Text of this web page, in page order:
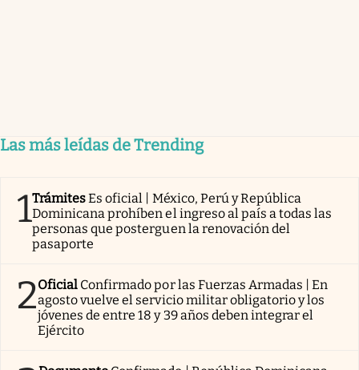
Las más leídas de Trending
1TrámitesEs oficial | México, Perú y República
Dominicana prohíben el ingreso al país a todas las
personas que posterguen la renovación del
pasaporte
2Oficial Confirmado por las Fuerzas Armadas | En
agosto vuelve el servicio militar obligatorio y los
jóvenes de entre 18 y 39 años deben integrar el
Ejército